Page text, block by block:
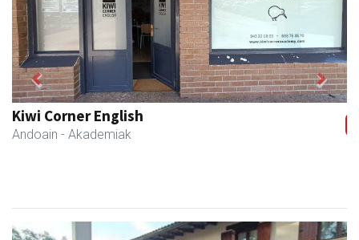
Zabala bitxitegia
Andoain - Bitxitegiak
Previous Next